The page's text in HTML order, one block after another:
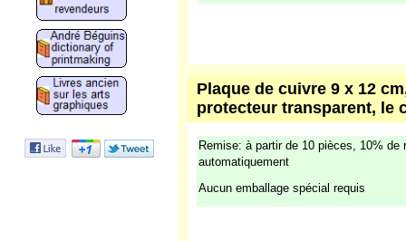
Plaque de cuivre 9 x 12
protecteur transparent, le
Remise: à partir de 10 pièces, 10% de
automatiquement
Aucun emballage spécial requis